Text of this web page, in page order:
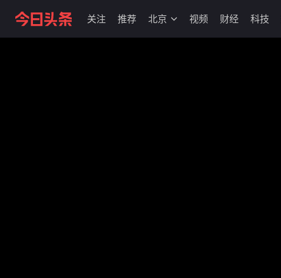
关注 推荐 北京 视频 财经 科技